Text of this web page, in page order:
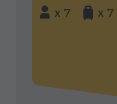
x 7
x 7